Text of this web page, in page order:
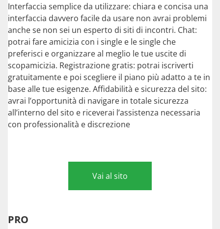
Interfaccia semplice da utilizzare: chiara e concisa una
interfaccia davvero facile da usare non avrai problemi
anche se non sei un esperto di siti di incontri. Chat:
potrai fare amicizia con i single e le single che
preferisci e organizzare al meglio le tue uscite di
scopamicizia. Registrazione gratis: potrai iscriverti
gratuitamente e poi scegliere il piano più adatto a te in
base alle tue esigenze. Affidabilità e sicurezza del sito:
avrai l’opportunità di navigare in totale sicurezza
all’interno del sito e riceverai l’assistenza necessaria
con professionalità e discrezione
PRO
Vai al sito